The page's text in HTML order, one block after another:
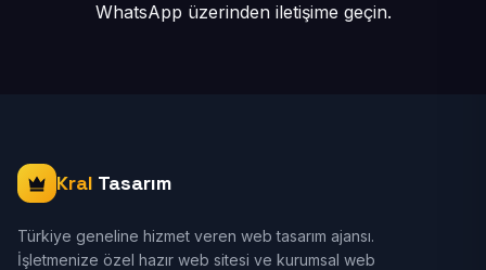
WhatsApp üzerinden iletişime geçin.
Kral Tasarım
Türkiye geneline hizmet veren web tasarım ajansı.
İşletmenize özel hazır web sitesi ve kurumsal web